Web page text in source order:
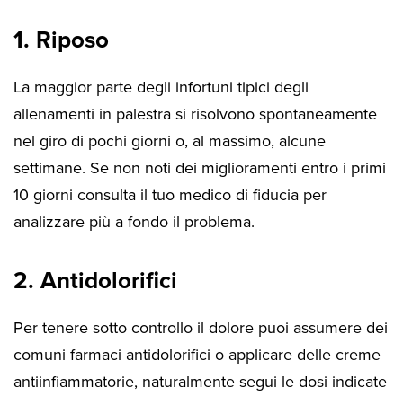
1. Riposo
La maggior parte degli infortuni tipici degli
allenamenti in palestra si risolvono spontaneamente
nel giro di pochi giorni o, al massimo, alcune
settimane. Se non noti dei miglioramenti entro i primi
10 giorni consulta il tuo medico di fiducia per
analizzare più a fondo il problema.
2. Antidolorifici
Per tenere sotto controllo il dolore puoi assumere dei
comuni farmaci antidolorifici o applicare delle creme
antiinfiammatorie, naturalmente segui le dosi indicate